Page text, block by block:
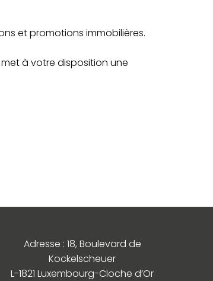
et promotions immobilières.
met à votre disposition une
Adresse : 18, Boulevard de
Kockelscheuer
L-1821 Luxembourg-Cloche d’Or